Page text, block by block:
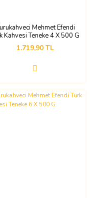
Mehmet Efendi
Kahvesi Teneke 4 X 500 G
1.719,90 TL